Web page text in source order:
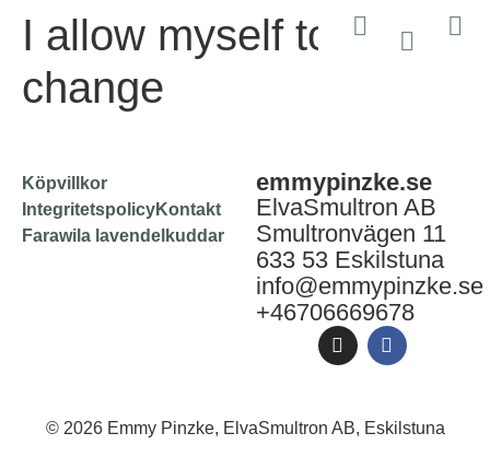
I allow myself to
change
emmypinzke.se
ElvaSmultron AB
Smultronvägen 11
633 53 Eskilstuna
info@emmypinzke.se
+46706669678
Köpvillkor
IntegritetspolicyKontakt
Farawila lavendelkuddar
© 2026 Emmy Pinzke, ElvaSmultron AB, Eskilstuna